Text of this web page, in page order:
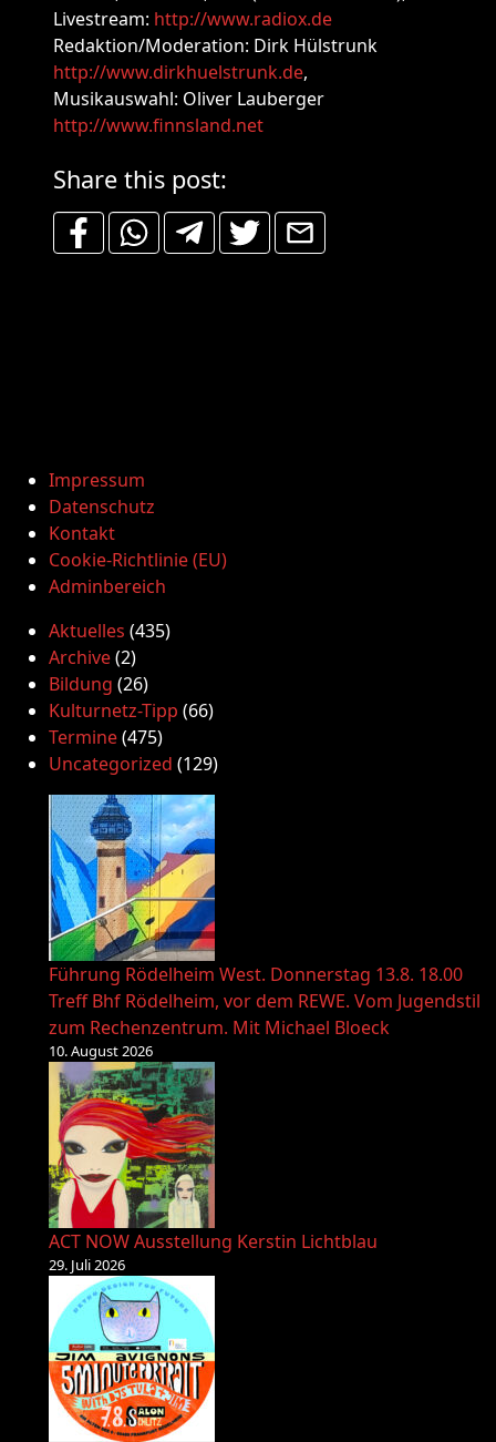
Livestream: http://www.radiox.de
Redaktion/Moderation: Dirk Hülstrunk
http://www.dirkhuelstrunk.de,
Musikauswahl: Oliver Lauberger
http://www.finnsland.net
Share this post:
Impressum
Datenschutz
Kontakt
Cookie-Richtlinie (EU)
Adminbereich
Aktuelles (435)
Archive(2)
Bildung (26)
Kulturnetz-Tipp (66)
Termine(475)
Uncategorized (129)
Führung Rödelheim West. Donnerstag 13.8. 18.00
Treff Bhf Rödelheim, vor dem REWE. Vom Jugendstil
zum Rechenzentrum. Mit Michael Bloeck
10. August 2026
ACT NOW Ausstellung Kerstin Lichtblau
29. Juli 2026